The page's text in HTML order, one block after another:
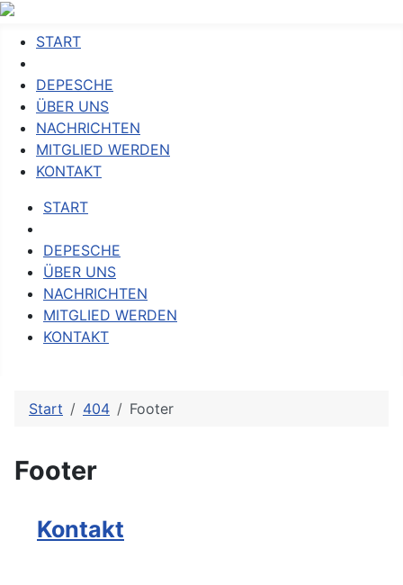
START
DEPESCHE
ÜBER UNS
NACHRICHTEN
MITGLIED WERDEN
KONTAKT
START
DEPESCHE
ÜBER UNS
NACHRICHTEN
MITGLIED WERDEN
KONTAKT
Start 404 Footer
Footer
Kontakt